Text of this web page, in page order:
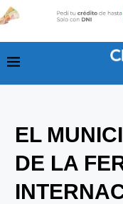
EL
DE LA